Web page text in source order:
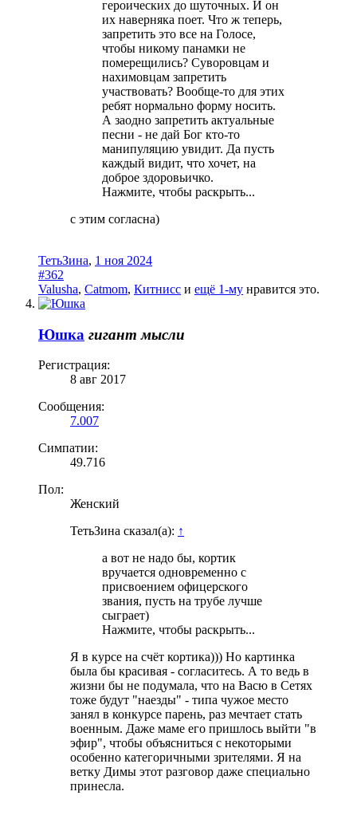
героических до шуточных. И он
их наверняка поет. Что ж теперь,
запретить это все на Голосе,
чтобы никому панамки не
померещились? Суворовцам и
нахимовцам запретить
участвовать? Вообще-то для этих
ребят нормально форму носить.
А заодно запретить актуальные
песни - не дай Бог кто-то
манипуляцию увидит. Да пусть
каждый видит, что хочет, на
доброе здоровьичко.
Нажмите, чтобы раскрыть...
с этим согласна)
ТетьЗина, 1 ноя 2024
#362
Valusha, Catmom, Китнисс и ещё 1-му нравится это.
Юшка гигант мысли
Регистрация:
8 авг 2017
Сообщения:
7.007
Симпатии:
49.716
Пол:
Женский
ТетьЗина сказал(а): ↑
а вот не надо бы, кортик
вручается одновременно с
присвоением офицерского
звания, пусть на трубе лучше
сыграет)
Нажмите, чтобы раскрыть...
Я в курсе на счёт кортика))) Но картинка
была бы красивая - согласитесь. А то ведь в
жизни бы не подумала, что на Васю в Сетях
тоже будут "наезды" - типа чужое место
занял в конкурсе парень, раз мечтает стать
военным. Даже маме его пришлось выйти "в
эфир", чтобы объясниться с некоторыми
особенно категоричными зрителями. Я на
ветку Димы этот разговор даже специально
принесла.